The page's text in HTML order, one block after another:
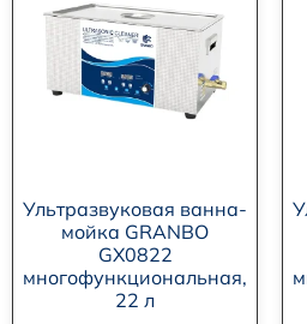
Ультразвуковая ванна-
мойка GRANBO
GX0822
многофункциональная,
22 л